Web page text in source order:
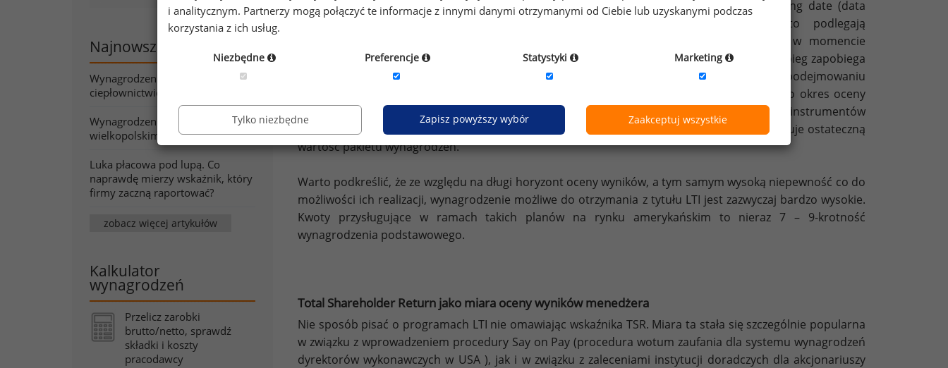
Najnowsze artykuły
Wynagrodzenia w energetyce i
ciepłownictwie wiosną 2026
Wynagrodzenia w województwie
wielkopolskim wiosną 2026
Luka płacowa pod lupą. Co
naprawdę mierzy wskaźnik, który
firmy zaczną raportować?
zobacz więcej artykułów
Kalkulator
wynagrodzeń
Przelicz zarobki
brutto/netto, sprawdź
składki i koszty
pracodawcy
Po zakończeniu okresu oceny (okres pomiędzy grant date (ustanowienie planu), a vesting date (data
przyznania instrumentów kapitałowych)) otrzymane instrumenty kapitałowe często podlegają
dodatkowemu okresowi odroczenia (deferral date). Oznacza to, że menedżer nawet w momencie
otrzymania akcji nie może ich spieniężyć jeszcze przez pewien okres (zazwyczaj 2 lat). Taki zabieg zapobiega
sztucznemu podbijaniu wyników przez menedżerów przed zakończeniem okresu oceny oraz podejmowaniu
decyzji, które na dłuższą metę mogą obniżyć rynkową wycenę spółki. Pośrednio wydłuża to okres oceny
wyników o datę odroczenia (czyli z 3 do zazwyczaj 5 lat). Oczywiście wycena przyznanych instrumentów
kapitałowych zmienia się zarówno w okresie oceny, jak i odroczenia. To dodatkowo modyfikuje ostateczną
wartość pakietu wynagrodzeń.
Warto podkreślić, że ze względu na długi horyzont oceny wyników, a tym samym wysoką niepewność co do
możliwości ich realizacji, wynagrodzenie możliwe do otrzymania z tytułu LTI jest zazwyczaj bardzo wysokie.
Kwoty przysługujące w ramach takich planów na rynku amerykańskim to nieraz 7 – 9-krotność
wynagrodzenia podstawowego.
Total Shareholder Return jako miara oceny wyników menedżera
Nie sposób pisać o programach LTI nie omawiając wskaźnika TSR. Miara ta stała się szczególnie popularna
w związku z wprowadzeniem procedury Say on Pay (procedura wotum zaufania dla systemu wynagrodzeń
dyrektorów wykonawczych w USA ), jak i w związku z zaleceniami instytucji doradczych dla akcjonariuszy
i analitycznym. Partnerzy mogą połączyć te informacje z innymi danymi otrzymanymi od Ciebie lub uzyskanymi podczas
korzystania z ich usług.
Niezbędne Preferencje Statystyki Marketing
Tylko niezbędne Zapisz powyższy wybór Zaakceptuj wszystkie